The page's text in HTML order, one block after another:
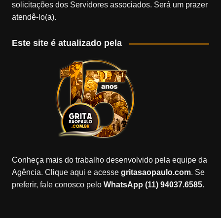
solicitações dos Servidores associados. Será um prazer
atendê-lo(a).
Este site é atualizado pela
Conheça mais do trabalho desenvolvido pela equipe da
Agência. Clique aqui e acesse gritasaopaulo.com. Se
preferir, fale conosco peloWhatsApp (11) 94037.6585.